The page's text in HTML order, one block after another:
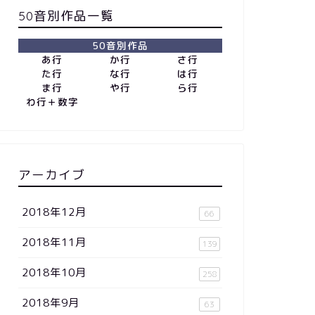
50音別作品一覧
50音別作品
あ行
か行
さ行
た行
な行
は行
ま行
や行
ら行
わ行＋数字
アーカイブ
2018年12月 66
2018年11月 139
2018年10月 258
2018年9月 63